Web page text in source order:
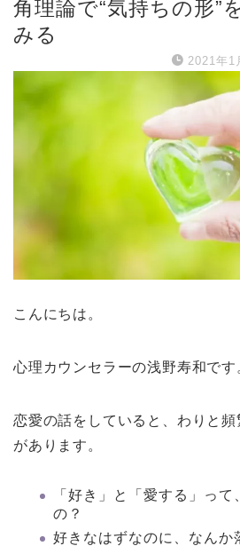
角理論で“気持ちの形”
みる
2021年1
こんにちは。
心理カウンセラーの浅野寿和です
恋愛の話をしていると、わりと
があります。
「好き」と「愛する」って
の？
好きなはずなのに、なんか